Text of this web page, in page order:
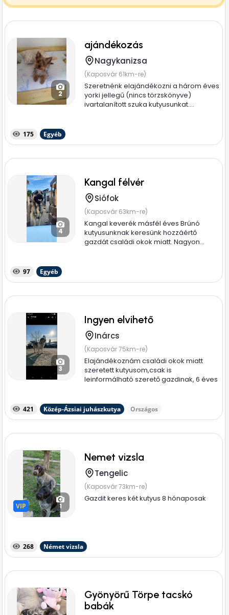
2
ajándékozás
Nagykanizsa
(Kaposvár 61km-re)
Szeretnénk elajándékozni a három éves
yorki jellegű (nincs törzskönyve)
ivartalanított szuka kutyusunkat....
175 Egyéb
4
Kangal félvér
Siófok
(Kaposvár 63km-re)
Kangal keverék másfél éves Brúnó
kutyusunknak keresünk hozzáértő
gazdát családi okok miatt. Nagyon...
97 Egyéb
3
Ingyen elvihető
Inárcs
(Kaposvár 75km-re)
Elajándékoznám családi okok miatt
szeretett kutyusom,csak is
leinformálható szerető gazdinak, 6 éves
421 Közép-Ázsiai juhászkutya Országos
VIP
VIP 1
Nemet vizsla
Tengelic
(Kaposvár 73km-re)
Gazdit keres két kutyus 8 hónaposak
268 Német vizsla
Gyönyörű Törpe tacskó
babák